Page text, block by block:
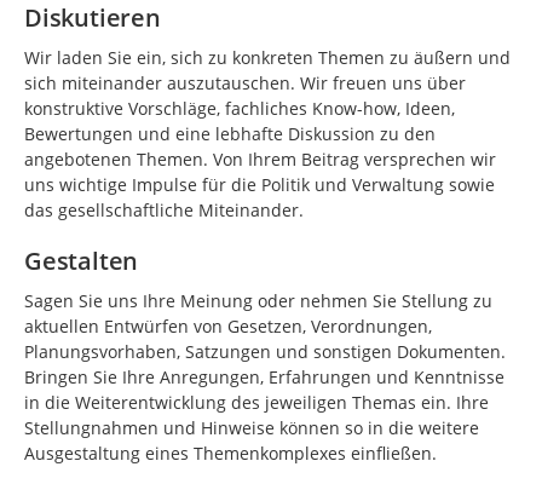
Diskutieren
Wir laden Sie ein, sich zu konkreten Themen zu äußern und
sich miteinander auszutauschen. Wir freuen uns über
konstruktive Vorschläge, fachliches Know-how, Ideen,
Bewertungen und eine lebhafte Diskussion zu den
angebotenen Themen. Von Ihrem Beitrag versprechen wir
uns wichtige Impulse für die Politik und Verwaltung sowie
das gesellschaftliche Miteinander.
Gestalten
Sagen Sie uns Ihre Meinung oder nehmen Sie Stellung zu
aktuellen Entwürfen von Gesetzen, Verordnungen,
Planungsvorhaben, Satzungen und sonstigen Dokumenten.
Bringen Sie Ihre Anregungen, Erfahrungen und Kenntnisse
in die Weiterentwicklung des jeweiligen Themas ein. Ihre
Stellungnahmen und Hinweise können so in die weitere
Ausgestaltung eines Themenkomplexes einfließen.